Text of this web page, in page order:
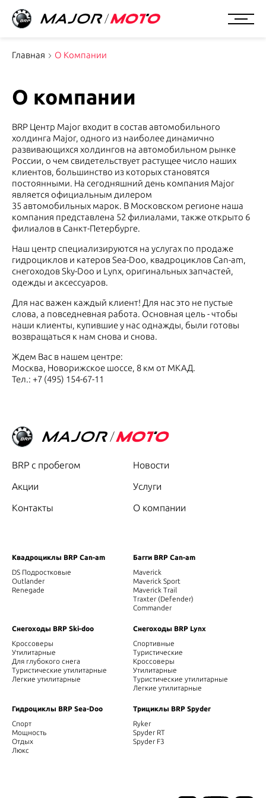
Главная О Компании
О компании
BRP Центр Major входит в состав автомобильного
холдинга Major, одного из наиболее динамично
развивающихся холдингов на автомобильном рынке
России, о чем свидетельствует растущее число наших
клиентов, большинство из которых становятся
постоянными. На сегодняшний день компания Major
является официальным дилером
35 автомобильных марок. В Московском регионе наша
компания представлена 52 филиалами, также открыто 6
филиалов в Санкт-Петербурге.
Наш центр специализируются на услугах по продаже
гидроциклов и катеров Sea-Doo, квадроциклов Can-am,
снегоходов Sky-Doo и Lynx, оригинальных запчастей,
одежды и аксессуаров.
Для нас важен каждый клиент! Для нас это не пустые
слова, а повседневная работа. Основная цель - чтобы
наши клиенты, купившие у нас однажды, были готовы
возвращаться к нам снова и снова.
Ждем Вас в нашем центре:
Москва, Новорижское шоссе, 8 км от МКАД.
Тел.: +7 (495) 154-67-11
BRP с пробегом
Новости
Акции
Услуги
Контакты
О компании
Квадроциклы BRP Can-am
DS Подростковые
Outlander
Renegade
Багги BRP Can-am
Maverick
Maverick Sport
Maverick Trail
Traxter (Defender)
Commander
Снегоходы BRP Ski-doo
Кроссоверы
Утилитарные
Для глубокого снега
Туристические утилитарные
Легкие утилитарные
Снегоходы BRP Lynx
Спортивные
Туристические
Кроссоверы
Утилитарные
Туристические утилитарные
Легкие утилитарные
Гидроциклы BRP Sea-Doo
Спорт
Мощность
Отдых
Люкс
Трициклы BRP Spyder
Ryker
Spyder RT
Spyder F3